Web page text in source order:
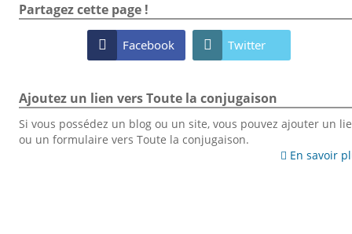
Partagez cette page !
 Facebook  Twitter
Ajoutez un lien vers Toute la conjugaison
Si vous possédez un blog ou un site, vous pouvez ajouter un
ou un formulaire vers Toute la conjugaison.
 En savoir